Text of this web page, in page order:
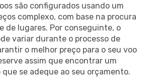
são configurados usando um
complexo, com base na procura
de lugares. Por conseguinte, o
variar durante o processo de
o melhor preço para o seu voo
assim que encontrar um
se adeque ao seu orçamento.